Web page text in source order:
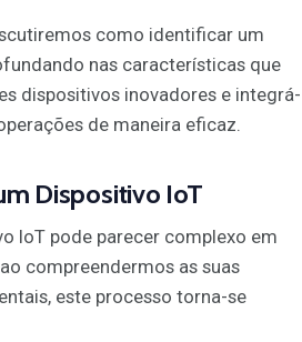
como identificar um
nas características que
dispositivos inovadores e integrá-
de maneira eficaz.
Dispositivo IoT
IoT pode parecer complexo em
compreendermos as suas
este processo torna-se